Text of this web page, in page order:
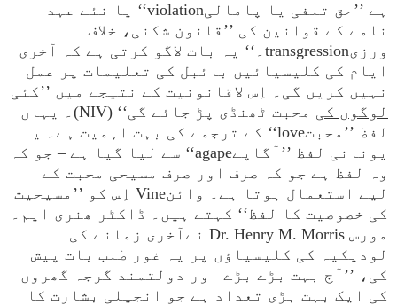
ہے ’’حق تلفی یا پامالیviolation‘‘ یا نئے عہد
نامے کے قوانین کی ’’قانون شکنی، خلاف
ورزیtransgression۔‘‘ یہ بات لاگو کرتی ہے کہ آخری
ایام کی کلیسیائیں بائبل کی تعلیمات پر عمل
نہیں کریں گی۔ اِس لاقانونیت کے نتیجے میں ’’کئی
لوگوں کی
محبت ٹھنڈی پڑ جائے گی‘‘ (NIV)۔ یہاں
لفظ ’’محبتlove‘‘ کے ترجمے کی بہت اہمیت ہے۔ یہ
یونانی لفظ ’’آگاپےagape‘‘ سے لیا گیا ہے – جو کہ
وہ لفظ ہے جو کہ صرف اور صرف مسیحی محبت کے
لیے استعمال ہوتا ہے۔ وائنVine اِس کو ’’مسیحیت
کی خصوصیت کا لفظ‘‘ کہتے ہیں۔ ڈاکٹر ھنری ایم۔
مورس Dr. Henry M. Morris نےآخری زمانے کی
لودیکیہ کی کلیسیاؤں پر یہ غور طلب بات پیش
کی، ’’آج بہت بڑے بڑے اور دولتمند گرجہ گھروں
کی ایک بہت بڑی تعداد ہے جو انجیلی بشارت کا